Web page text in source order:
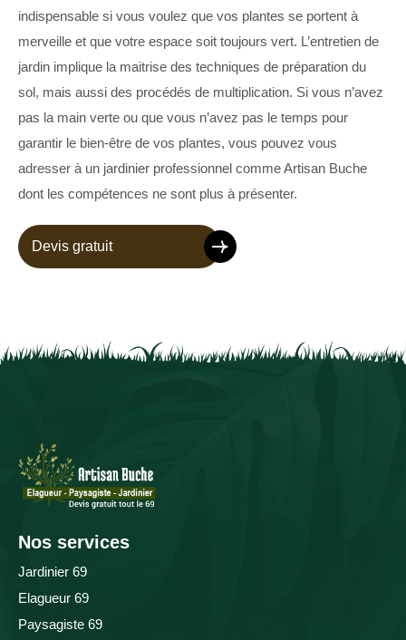
indispensable si vous voulez que vos plantes se portent à
merveille et que votre espace soit toujours vert. L’entretien de
jardin implique la maitrise des techniques de préparation du
sol, mais aussi des procédés de multiplication. Si vous n’avez
pas la main verte ou que vous n’avez pas le temps pour
garantir le bien-être de vos plantes, vous pouvez vous
adresser à un jardinier professionnel comme Artisan Buche
dont les compétences ne sont plus à présenter.
Devis gratuit
Nos services
Jardinier 69
Elagueur 69
Paysagiste 69